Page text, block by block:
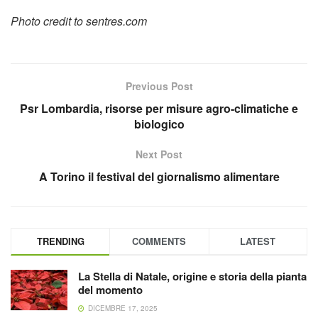
Photo credit to sentres.com
Previous Post
Psr Lombardia, risorse per misure agro-climatiche e
biologico
Next Post
A Torino il festival del giornalismo alimentare
TRENDING COMMENTS LATEST
La Stella di Natale, origine e storia della pianta
del momento
DICEMBRE 17, 2025